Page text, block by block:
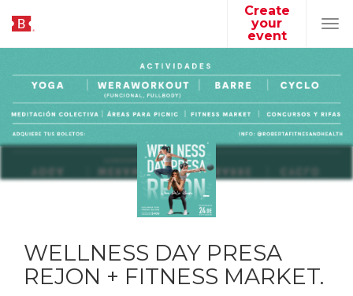
Create
your
event
WELLNESS DAY PRESA
REJON + FITNESS MARKET.